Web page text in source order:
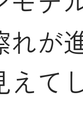
が
て